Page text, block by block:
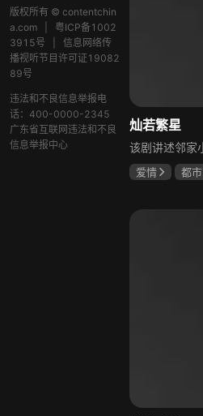
版权所有 © contentchin
a.com
粤ICP备1002
3915号
信息网络传
播视听节目许可证19082
89号
违法和不良信息举报电
话：400-0000-2345
广东省互联网违法和不良
信息举报中心
灿若繁星
爱情
都市